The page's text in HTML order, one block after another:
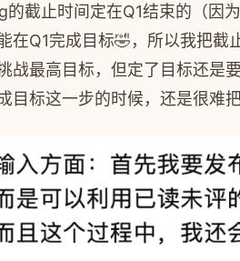
截止时间定在Q1结束的（因
在Q1完成目标🤣，所以我把
战最高目标，但定了目标还是
目标这一步的时候，还是很难